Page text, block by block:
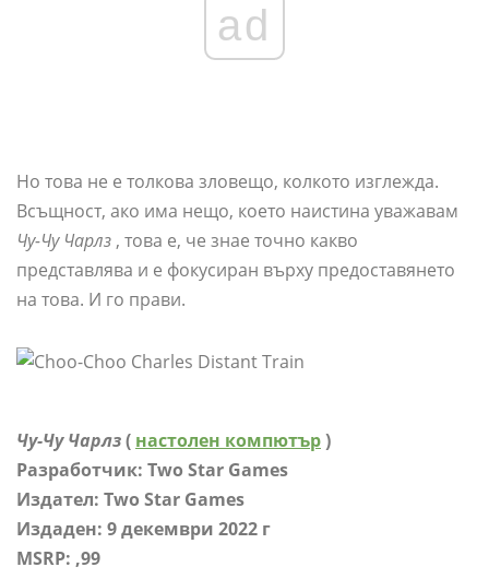
ad
Но това не е толкова зловещо, колкото изглежда.
Всъщност, ако има нещо, което наистина уважавам
Чу-Чу Чарлз , това е, че знае точно какво
представлява и е фокусиран върху предоставянето
на това. И го прави.
Чу-Чу Чарлз( настолен компютър)
Разработчик: Two Star Games
Издател: Two Star Games
Издаден: 9 декември 2022 г
MSRP: ,99